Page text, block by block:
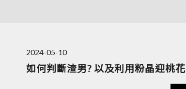
2024-05-10
如何判斷渣男? 以及利用粉晶迎桃花